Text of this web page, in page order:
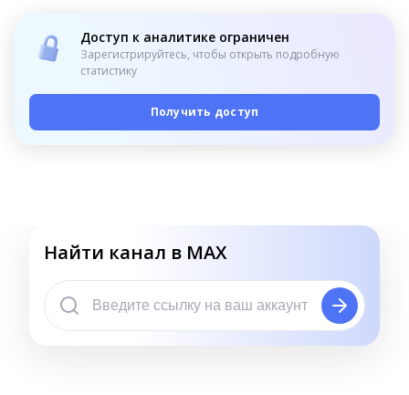
Доступ к аналитике ограничен
Зарегистрируйтесь, чтобы открыть подробную
статистику
Получить доступ
Найти канал в MAX